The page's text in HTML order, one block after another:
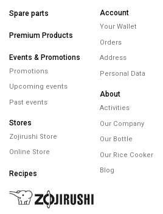
Spare parts
Premium Products
Events & Promotions
Promotions
Upcoming events
Past events
Stores
Zojirushi Store
Online Store
Recipes
Account
Your Wallet
Orders
Address
Personal Data
About
Activities
Our Company
Our Bottle
Our Rice Cooker
Blog